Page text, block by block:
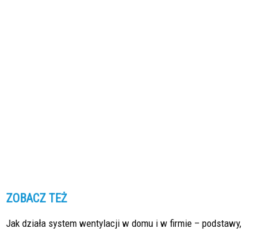
ZOBACZ TEŻ
Jak działa system wentylacji w domu i w firmie – podstawy,